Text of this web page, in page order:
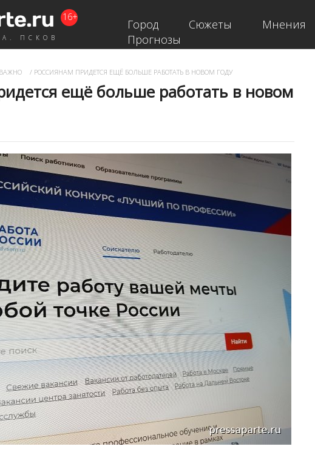
ПСКОВ
16+
Город Сюжеты Мнения
Прогнозы
ВАЖНО / РОССИЯНАМ ПРИДЕТСЯ ЕЩЁ БОЛЬШЕ РАБОТАТЬ В НОВОМ ГОДУ
ещё больше работать в новом